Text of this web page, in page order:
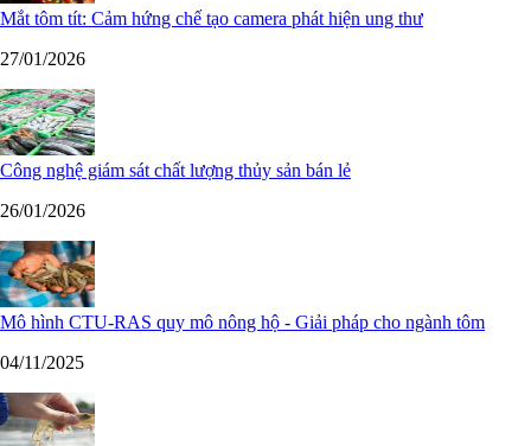
Mắt tôm tít: Cảm hứng chế tạo camera phát hiện ung thư
27/01/2026
Công nghệ giám sát chất lượng thủy sản bán lẻ
26/01/2026
Mô hình CTU-RAS quy mô nông hộ - Giải pháp cho ngành tôm
04/11/2025